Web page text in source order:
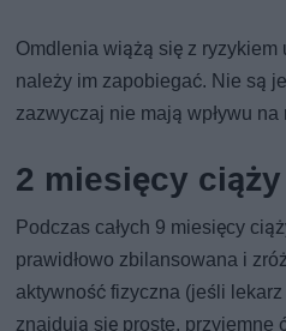
Omdlenia wiążą się z ryzykiem
należy im zapobiegać. Nie są
zazwyczaj nie mają wpływu na
2 miesięcy
Podczas całych 9 miesięcy
prawidłowo zbilansowana i
aktywność fizyczna (jeśli
znajdują się proste,